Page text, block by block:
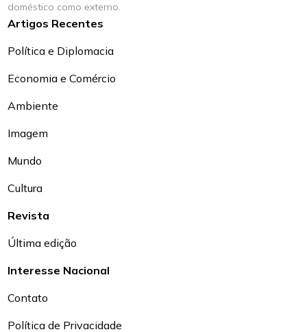
doméstico como externo.
Artigos Recentes
Política e Diplomacia
Economia e Comércio
Ambiente
Imagem
Mundo
Cultura
Revista
Última edição
Interesse Nacional
Contato
Política de Privacidade